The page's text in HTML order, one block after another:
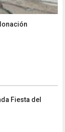
Fiesta del